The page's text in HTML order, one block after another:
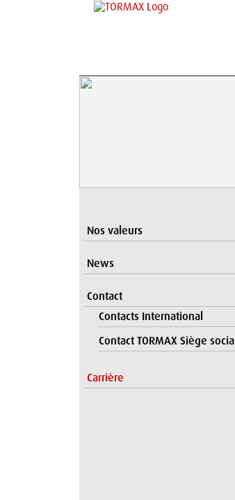
Nos valeurs
News
Contact
Contacts International
Contact TORMAX Siège social
Carrière